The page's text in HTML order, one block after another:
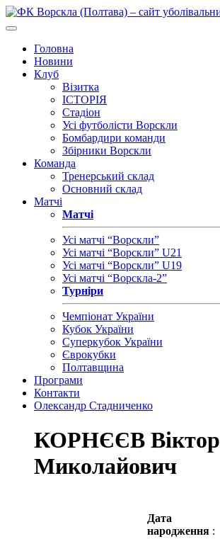
Головна
Новини
Клуб
Візитка
ІСТОРІЯ
Стадіон
Усі футболісти Ворскли
Бомбардири команди
Збірники Ворскли
Команда
Тренерський склад
Основний склад
Матчі
Матчі
Усі матчі “Ворскли”
Усі матчі “Ворскли” U21
Усі матчі “Ворскли” U19
Усі матчі “Ворскла-2”
Турніри
Чемпіонат України
Кубок України
Суперкубок України
Єврокубки
Полтавщина
Програми
Контакти
Олександр Стадниченко
КОРНЄЄВ Віктор
Миколайович
Дата
народження :